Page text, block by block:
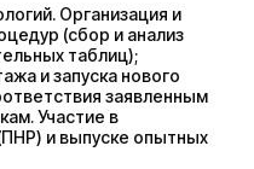
Организация и
(сбор и анализ
таблиц);
и запуска нового
заявленным
Участие в
и выпуске опытных